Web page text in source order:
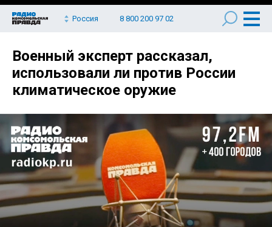
Россия 8 800 200 97 02
Военный эксперт рассказал,
использовали ли против России
климатическое оружие